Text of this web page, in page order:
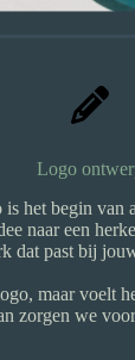
Logo
het begin van
naar een
dat past bij
maar voelt
zorgen we